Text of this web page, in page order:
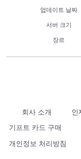
업데이트 날짜
서버 크기
장르
회사 소개 인
기프트 카드 구매
개인정보 처리방침